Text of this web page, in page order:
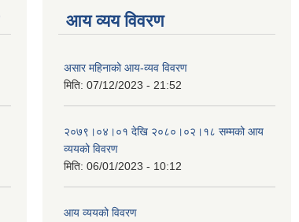
आय व्यय विवरण
असार महिनाको आय-व्यव विवरण
मिति: 07/12/2023 - 21:52
२०७९।०४।०१ देखि २०८०।०२।१८ सम्मको आय
व्ययको विवरण
मिति: 06/01/2023 - 10:12
आय व्ययको विवरण